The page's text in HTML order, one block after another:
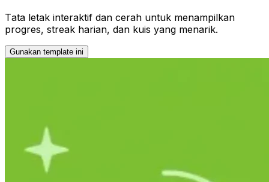
Tata letak interaktif dan cerah untuk menampilkan
progres, streak harian, dan kuis yang menarik.
Gunakan template ini